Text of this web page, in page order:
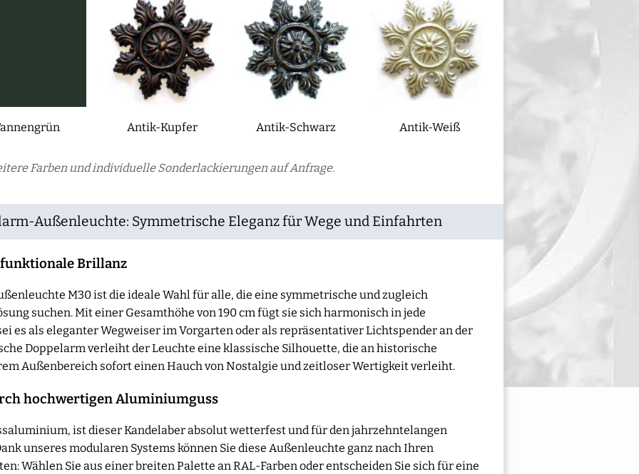
Antik-Kupfer Antik-Schwarz Antik-Weiß
Farben und individuelle Sonderlackierungen auf Anfrage.
Außenleuchte: Symmetrische Eleganz für Wege und Einfahrten
Brillanz
M30 ist die ideale Wahl für alle, die eine symmetrische und zugleich
suchen. Mit einer Gesamthöhe von 190 cm fügt sie sich harmonisch in jede
es als eleganter Wegweiser im Vorgarten oder als repräsentativer Lichtspender an der
Doppelarm verleiht der Leuchte eine klassische Silhouette, die an historische
Außenbereich sofort einen Hauch von Nostalgie und zeitloser Wertigkeit verleiht.
hochwertigen Aluminiumguss
ist dieser Kandelaber absolut wetterfest und für den jahrzehntelangen
unseres modularen Systems können Sie diese Außenleuchte ganz nach Ihren
Wählen Sie aus einer breiten Palette an RAL-Farben oder entscheiden Sie sich für eine